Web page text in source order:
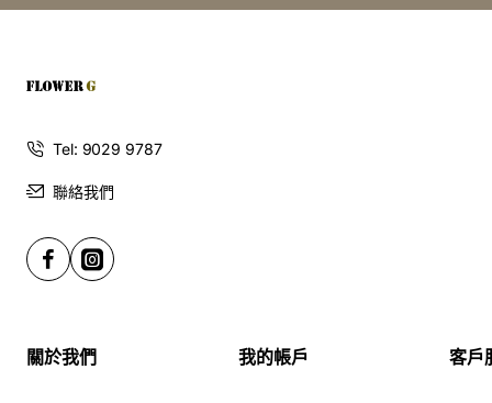
Tel: 9029 9787
聯絡我們
關於我們 我的帳戶 客戶